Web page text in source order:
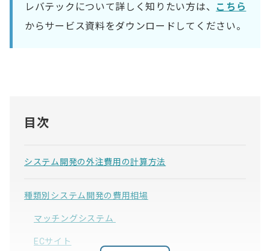
レバテックについて詳しく知りたい方は、 こちら
からサービス資料をダウンロードしてください。
目次
システム開発の外注費用の計算方法
種類別システム開発の費用相場
マッチングシステム
ECサイト